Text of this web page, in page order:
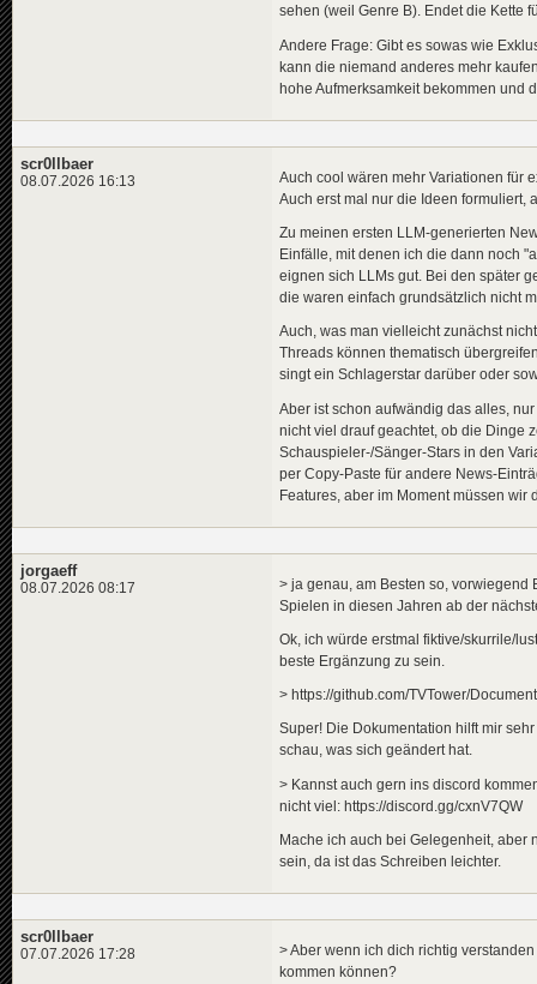
sehen (weil Genre B). Endet die Kette
Andere Frage: Gibt es sowas wie
kann die niemand anderes mehr
hohe Aufmerksamkeit bekommen und
scr0llbaer
08.07.2026 16:13
Auch cool wären mehr Variationen für
Auch erst mal nur die Ideen formuliert,
Zu meinen ersten LLM-generierten
Einfälle, mit denen ich die dann noch
eignen sich LLMs gut. Bei den später
die waren einfach grundsätzlich nicht
Auch, was man vielleicht zunächst
Threads können thematisch
singt ein Schlagerstar darüber oder
Aber ist schon aufwändig das alles,
nicht viel drauf geachtet, ob die Dinge
Schauspieler-/Sänger-Stars in den
per Copy-Paste für andere News-
Features, aber im Moment müssen wir
jorgaeff
08.07.2026 08:17
> ja genau, am Besten so,
Spielen in diesen Jahren ab der
Ok, ich würde erstmal fiktive/skurrile/
beste Ergänzung zu sein.
> https://github.com/TVTower/
Super! Die Dokumentation hilft mir
schau, was sich geändert hat.
> Kannst auch gern ins discord
nicht viel: https://discord.gg/cxnV7QW
Mache ich auch bei Gelegenheit, aber
sein, da ist das Schreiben leichter.
scr0llbaer
07.07.2026 17:28
> Aber wenn ich dich richtig
kommen können?